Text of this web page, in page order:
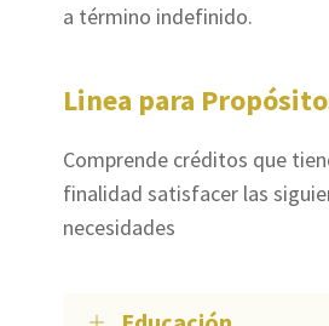
a término indefinido.
Linea para
Comprende créditos que
finalidad satisfacer las
necesidades